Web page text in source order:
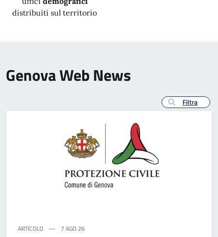
distribuiti sul territorio
Genova Web News
Filtra
ARTICOLO 7 AGO 26